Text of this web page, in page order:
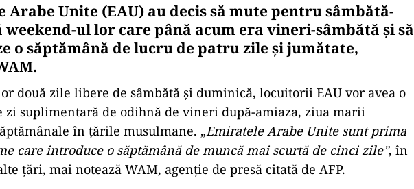
Arabe Unite (EAU) au decis să mute pentru sâmbătă-
ul lor care până acum era vineri-sâmbătă şi să
o săptămână de lucru de patru zile şi jumătate,
două zile libere de sâmbătă şi duminică, locuitorii EAU vor avea o
zi suplimentară de odihnă de vineri după-amiaza, ziua marii
în ţările musulmane. „Emiratele Arabe Unite sunt prima
care introduce o săptămână de muncă mai scurtă de cinci zile”, în
ţări, mai notează WAM, agenție de presă citată de AFP.